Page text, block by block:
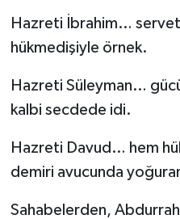
Hazreti İbrahim…
hükmedişiyle örnek.
Hazreti Süleyman…
kalbi secdede idi.
Hazreti Davud… hem
demiri avucunda
Sahabelerden,